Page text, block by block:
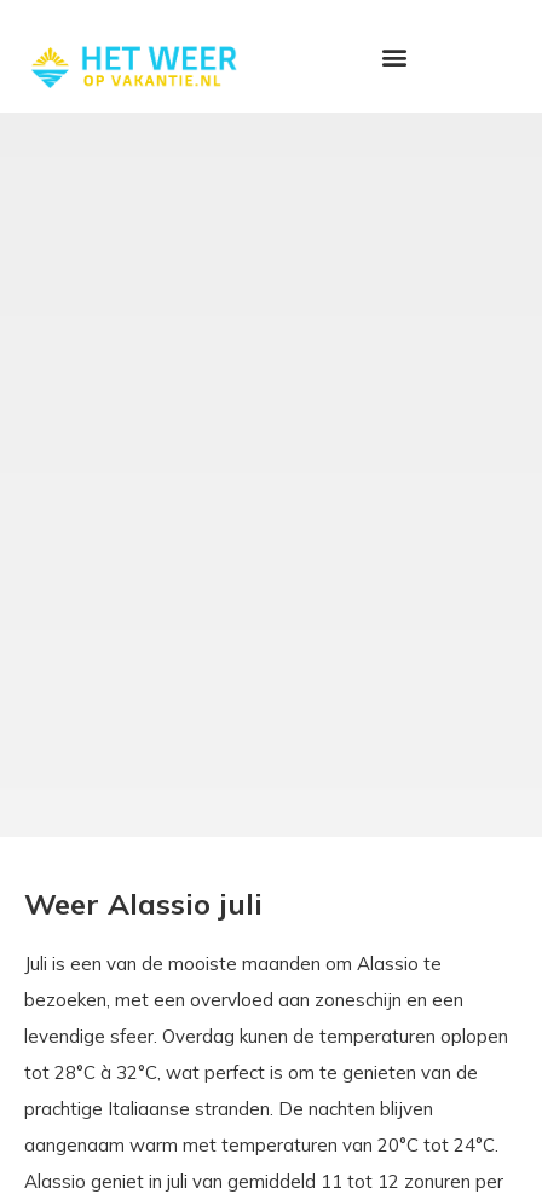
Weer Alassio juli
Juli is een van de mooiste maanden om Alassio te
bezoeken, met een overvloed aan zoneschijn en een
levendige sfeer. Overdag kunen de temperaturen oplopen
tot 28°C à 32°C, wat perfect is om te genieten van de
prachtige Italiaanse stranden. De nachten blijven
aangenaam warm met temperaturen van 20°C tot 24°C.
Alassio geniet in juli van gemiddeld 11 tot 12 zonuren per